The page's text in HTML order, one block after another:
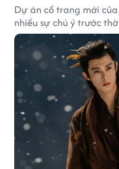
Dự án cổ trang mới
nhiều sự chú ý trước